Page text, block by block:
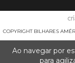
Ao navegar por
para
COPYRIGHT BILHARES